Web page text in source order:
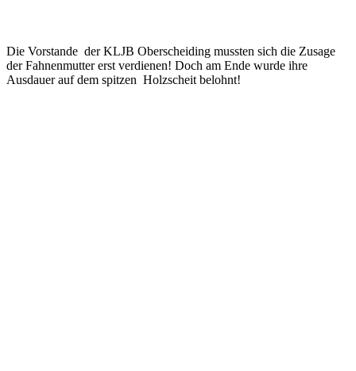
Die Vorstande der KLJB Oberscheiding mussten sich die Zusage
der Fahnenmutter erst verdienen! Doch am Ende wurde ihre
Ausdauer auf dem spitzen Holzscheit belohnt!